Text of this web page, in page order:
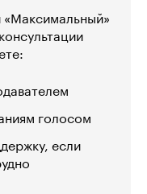
«Максимальный»
голосом
если